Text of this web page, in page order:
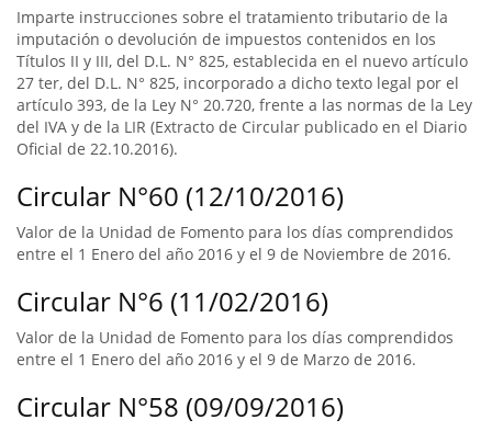
Imparte instrucciones sobre el tratamiento tributario de la
imputación o devolución de impuestos contenidos en los
Títulos II y III, del D.L. N° 825, establecida en el nuevo artículo
27 ter, del D.L. N° 825, incorporado a dicho texto legal por el
artículo 393, de la Ley N° 20.720, frente a las normas de la Ley
del IVA y de la LIR (Extracto de Circular publicado en el Diario
Oficial de 22.10.2016).
Circular N°60 (12/10/2016)
Valor de la Unidad de Fomento para los días comprendidos
entre el 1 Enero del año 2016 y el 9 de Noviembre de 2016.
Circular N°6 (11/02/2016)
Valor de la Unidad de Fomento para los días comprendidos
entre el 1 Enero del año 2016 y el 9 de Marzo de 2016.
Circular N°58 (09/09/2016)